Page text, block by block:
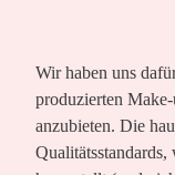
Wir haben uns
produzierten
anzubieten. Die